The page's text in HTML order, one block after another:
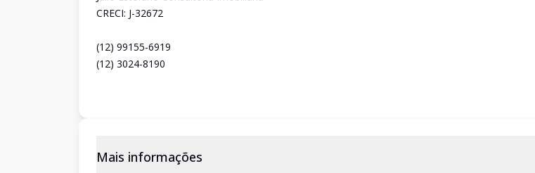
CRECI: J-32672
(12) 99155-6919
(12) 3024-8190
Mais informações